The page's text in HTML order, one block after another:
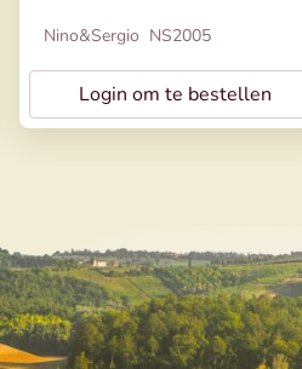
Nino&Sergio NS2005
Login om te bestellen